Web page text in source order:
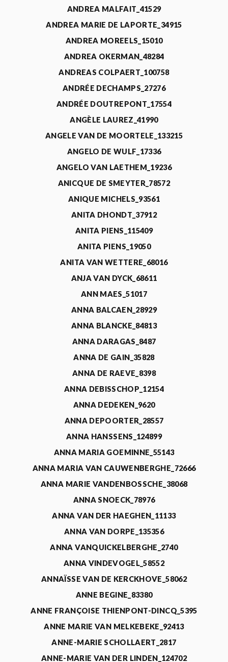
ANDREA MALFAIT_41529
ANDREA MARIE DE LAPORTE_34915
ANDREA MOREELS_15010
ANDREA OKERMAN_48284
ANDREAS COLPAERT_100758
ANDRÉE DECHAMPS_27276
ANDRÉE DOUTREPONT_17554
ANGÈLE LAUREZ_41990
ANGELE VAN DE MOORTELE_133215
ANGELO DE WULF_17336
ANGELO VAN LAETHEM_19236
ANICQUE DE SMEYTER_78572
ANIQUE MICHELS_93561
ANITA DHONDT_37912
ANITA PIENS_115409
ANITA PIENS_19050
ANITA VAN WETTERE_68016
ANJA VAN DYCK_68611
ANN MAES_51017
ANNA BALCAEN_28929
ANNA BLANCKE_84813
ANNA DARAGAS_8487
ANNA DE GAIN_35828
ANNA DE RAEVE_8398
ANNA DEBISSCHOP_12154
ANNA DEDEKEN_9620
ANNA DEPOORTER_28557
ANNA HANSSENS_124899
ANNA MARIA GOEMINNE_55143
ANNA MARIA VAN CAUWENBERGHE_72666
ANNA MARIE VANDENBOSSCHE_38068
ANNA SNOECK_78976
ANNA VAN DER HAEGHEN_11133
ANNA VAN DORPE_135356
ANNA VANQUICKELBERGHE_2740
ANNA VINDEVOGEL_58552
ANNAÏSSE VAN DE KERCKHOVE_58062
ANNE BEGINE_83380
ANNE FRANÇOISE THIENPONT-DINCQ_5395
ANNE MARIE VAN MELKEBEKE_92413
ANNE-MARIE SCHOLLAERT_2817
ANNE-MARIE VAN DER LINDEN_124702